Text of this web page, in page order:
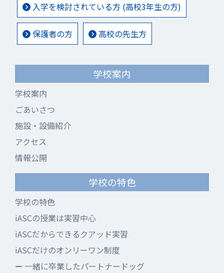
入学を検討されている方 (高校3年生の方)
保護者の方 高校の先生方
学校案内
学校案内
ごあいさつ
施設・設備紹介
アクセス
情報公開
学校の特色
学校の特色
iASCの授業は実習中心
iASCだからできるクアッド実習
iASCだけのオンリーワン制度
一緒に卒業したパートナードッグ